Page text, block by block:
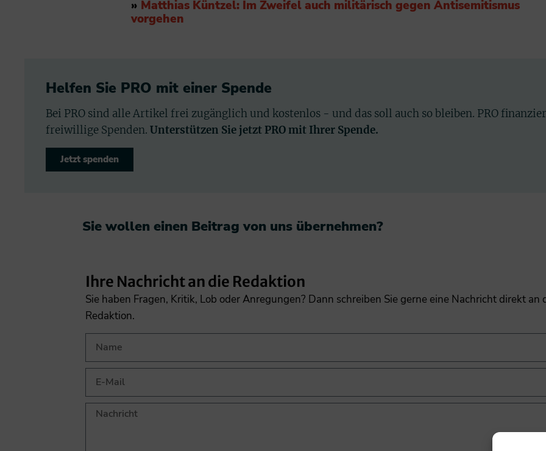
» Matthias Küntzel: Im Zweifel auch militärisch gegen Antisemitismus
vorgehen
Helfen Sie PRO mit einer Spende
Bei PRO sind alle Artikel frei zugänglich und kostenlos - und das soll auch so bleiben. PRO
freiwillige Spenden. Unterstützen Sie jetzt PRO mit Ihrer Spende.
Jetzt spenden
Sie wollen einen Beitrag von uns übernehmen?​
Ihre Nachricht an die Redaktion
Sie haben Fragen, Kritik, Lob oder Anregungen? Dann schreiben Sie gerne eine Nachricht direkt an
Redaktion.